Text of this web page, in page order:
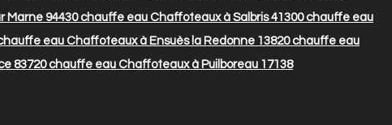
Marne 94430chauffe eau Chaffoteaux à Salbris 41300chauffe eau
eau Chaffoteaux à Ensuès la Redonne 13820chauffe eau
83720chauffe eau Chaffoteaux à Puilboreau 17138